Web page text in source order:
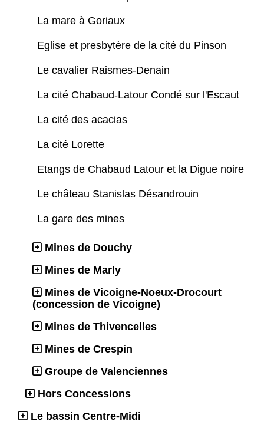
La mare à Goriaux
Eglise et presbytère de la cité du Pinson
Le cavalier Raismes-Denain
La cité Chabaud-Latour Condé sur l'Escaut
La cité des acacias
La cité Lorette
Etangs de Chabaud Latour et la Digue noire
Le château Stanislas Désandrouin
La gare des mines
Mines de Douchy
Mines de Marly
Mines de Vicoigne-Noeux-Drocourt
(concession de Vicoigne)
Mines de Thivencelles
Mines de Crespin
Groupe de Valenciennes
Hors Concessions
Le bassin Centre-Midi